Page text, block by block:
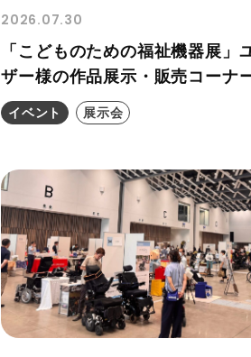
2026.07.30
「こどものための福祉機器展」
ザー様の作品展示・販売コーナ
紹介
イベント 展示会